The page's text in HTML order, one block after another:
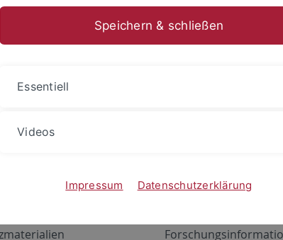
Netzwerk
ALMA
Speichern & schließen
Essentiell
Videos
Impressum Datenschutzerklärung